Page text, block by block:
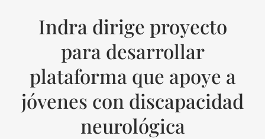
Indra dirige proyecto
para desarrollar
plataforma que apoye a
jóvenes con discapacidad
neurológica